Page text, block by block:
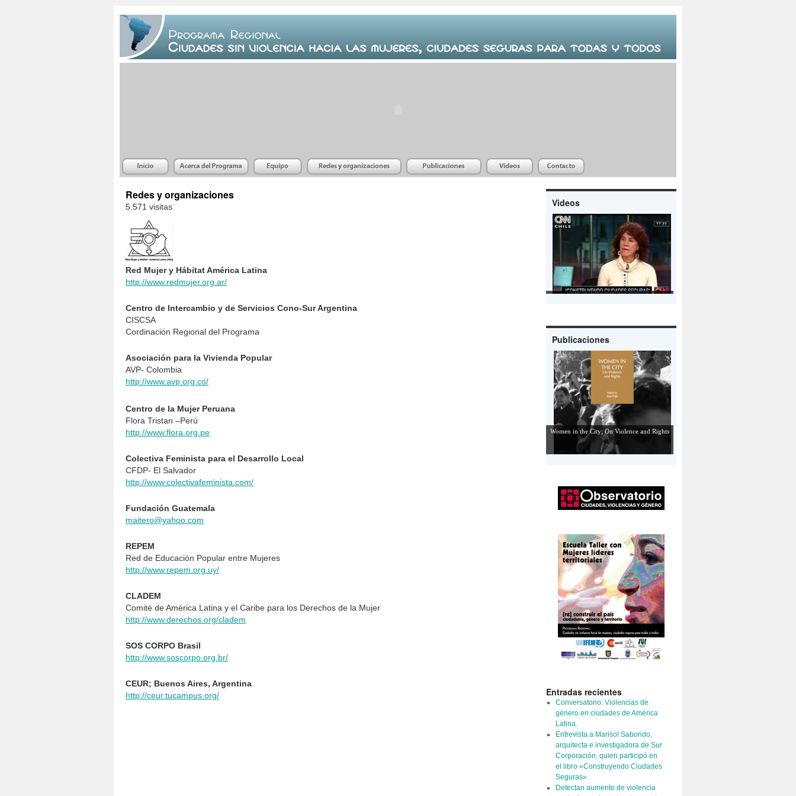
Redes y organizaciones
5.571 visitas
Red Mujer y Hábitat América Latina
http://www.redmujer.org.ar/
Centro de Intercambio y de Servicios Cono-Sur Argentina
CISCSA
Cordinación Regional del Programa
Asociación para la Vivienda Popular
AVP- Colombia
http://www.avp.org.co/
Centro de la Mujer Peruana
Flora Tristan –Perú
http://www.flora.org.pe
Colectiva Feminista para el Desarrollo Local
CFDP- El Salvador
http://www.colectivafeminista.com/
Fundación Guatemala
maitero@yahoo.com
REPEM
Red de Educación Popular entre Mujeres
http://www.repem.org.uy/
CLADEM
Comité de América Latina y el Caribe para los Derechos de la Mujer
http://www.derechos.org/cladem
SOS CORPO Brasil
http://www.soscorpo.org.br/
CEUR; Buenos Aires, Argentina
http://ceur.tucampus.org/
Videos
Publicaciones
Women in the City; On Violence and Rights
Entradas recientes
Conversatorio: Violencias de
género en ciudades de América
Latina.
Entrevista a Marisol Saborido,
arquitecta e investigadora de Sur
Corporación, quien participó en
el libro «Construyendo Ciudades
Seguras».
Detectan aumento de violencia